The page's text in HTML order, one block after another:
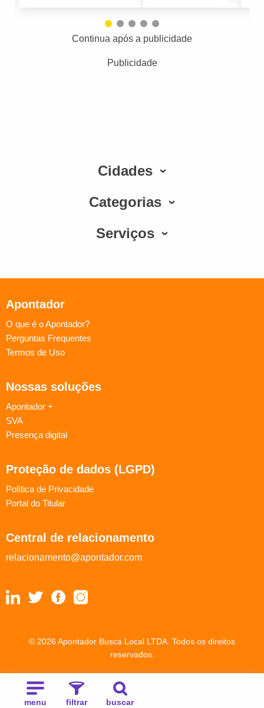
menu filtrar buscar
Continua após a publicidade
Publicidade
Cidades
Categorias
Serviços
Apontador
O que é o Apontador?
Perguntas Frequentes
Termos de Uso
Nossas soluções
Apontador +
SVA
Presença digital
Proteção de dados (LGPD)
Política de Privacidade
Portal do Titular
Central de relacionamento
relacionamento@apontador.com
© 2026 Apontador Busca Local LTDA. Todos os direitos
reservados.